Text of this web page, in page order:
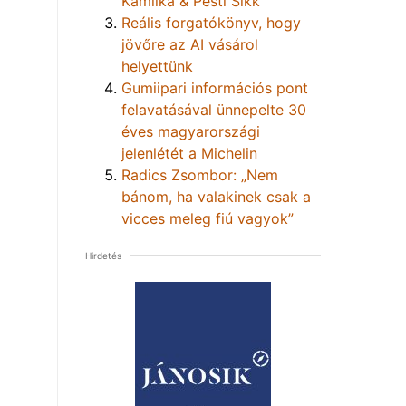
Reális forgatókönyv, hogy
jövőre az AI vásárol
helyettünk
Gumiipari információs pont
felavatásával ünnepelte 30
éves magyarországi
jelenlétét a Michelin
Radics Zsombor: „Nem
bánom, ha valakinek csak a
vicces meleg fiú vagyok”
Hirdetés